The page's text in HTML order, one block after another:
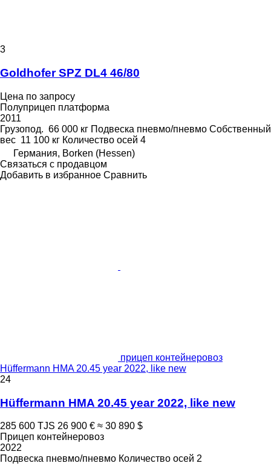
3
Goldhofer SPZ DL4 46/80
Цена по запросу
Полуприцеп платформа
2011
Грузопод. 66 000 кг Подвеска пневмо/пневмо Собственный
вес 11 100 кг Количество осей 4
Германия, Borken (Hessen)
Связаться с продавцом
Добавить в избранное Сравнить
прицеп контейнеровоз
Hüffermann HMA 20.45 year 2022, like new
24
Hüffermann HMA 20.45 year 2022, like new
285 600 TJS 26 900 € ≈ 30 890 $
Прицеп контейнеровоз
2022
Подвеска пневмо/пневмо Количество осей 2